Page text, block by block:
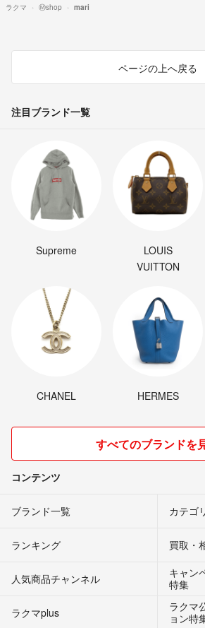
ラクマ Ⓜ︎shop mari
ページの上へ戻る
注目ブランド一覧
Supreme
LOUIS
VUITTON
CHANEL HERMES
すべてのブランドを
コンテンツ
ブランド一覧 カテゴ
ランキング 買取・
人気商品チャンネル
キャン
特集
ラクマplus
ラクマ
ョン特